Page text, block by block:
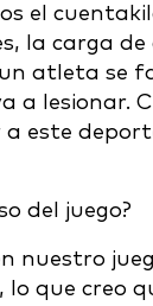
el
la carga
atleta se
a lesionar.
este
del juego?
nuestro
lo que creo